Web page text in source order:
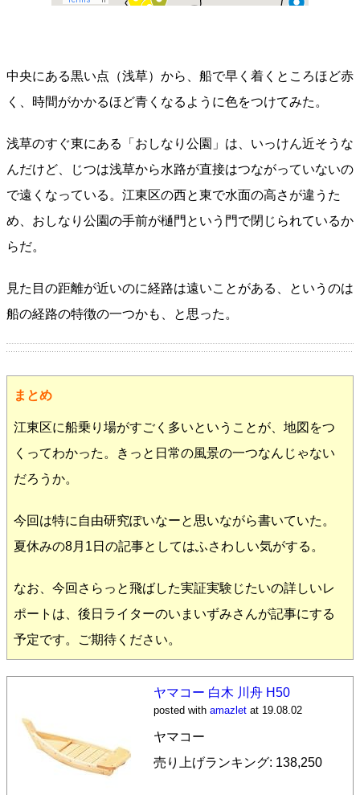
中央にある黒い点（浅草）から、船で早く着くところほど赤
く、時間がかかるほど青くなるように色をつけてみた。
浅草のすぐ東にある「おしなり公園」は、いっけん近そうな
んだけど、じつは浅草から水路が直接はつながっていないの
で遠くなっている。江東区の西と東で水面の高さが違うた
め、おしなり公園の手前が樋門という門で閉じられているか
らだ。
見た目の距離が近いのに経路は遠いことがある、というのは
船の経路の特徴の一つかも、と思った。
まとめ
江東区に船乗り場がすごく多いということが、地図をつ
くってわかった。きっと日常の風景の一つなんじゃない
だろうか。
今回は特に自由研究ぽいなーと思いながら書いていた。
夏休みの8月1日の記事としてはふさわしい気がする。
なお、今回さらっと飛ばした実証実験じたいの詳しいレ
ポートは、後日ライターのいまいずみさんが記事にする
予定です。ご期待ください。
ヤマコー 白木 川舟 H50
posted with amazlet at 19.08.02
ヤマコー
売り上げランキング: 138,250